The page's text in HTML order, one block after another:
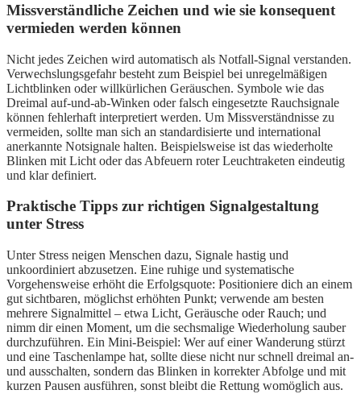
Missverständliche Zeichen und wie sie konsequent
vermieden werden können
Nicht jedes Zeichen wird automatisch als Notfall-Signal verstanden.
Verwechslungsgefahr besteht zum Beispiel bei unregelmäßigen
Lichtblinken oder willkürlichen Geräuschen. Symbole wie das
Dreimal auf-und-ab-Winken oder falsch eingesetzte Rauchsignale
können fehlerhaft interpretiert werden. Um Missverständnisse zu
vermeiden, sollte man sich an standardisierte und international
anerkannte Notsignale halten. Beispielsweise ist das wiederholte
Blinken mit Licht oder das Abfeuern roter Leuchtraketen eindeutig
und klar definiert.
Praktische Tipps zur richtigen Signalgestaltung
unter Stress
Unter Stress neigen Menschen dazu, Signale hastig und
unkoordiniert abzusetzen. Eine ruhige und systematische
Vorgehensweise erhöht die Erfolgsquote: Positioniere dich an einem
gut sichtbaren, möglichst erhöhten Punkt; verwende am besten
mehrere Signalmittel – etwa Licht, Geräusche oder Rauch; und
nimm dir einen Moment, um die sechsmalige Wiederholung sauber
durchzuführen. Ein Mini-Beispiel: Wer auf einer Wanderung stürzt
und eine Taschenlampe hat, sollte diese nicht nur schnell dreimal an-
und ausschalten, sondern das Blinken in korrekter Abfolge und mit
kurzen Pausen ausführen, sonst bleibt die Rettung womöglich aus.